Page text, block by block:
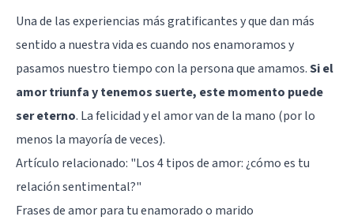
Una de las experiencias más gratificantes y que dan más
sentido a nuestra vida es cuando nos enamoramos y
pasamos nuestro tiempo con la persona que amamos.Si el
amor triunfa y tenemos suerte, este momento puede
ser eterno. La felicidad y el amor van de la mano (por lo
menos la mayoría de veces).
Artículo relacionado: "Los 4 tipos de amor: ¿cómo es tu
relación sentimental?"
Frases de amor para tu enamorado o marido